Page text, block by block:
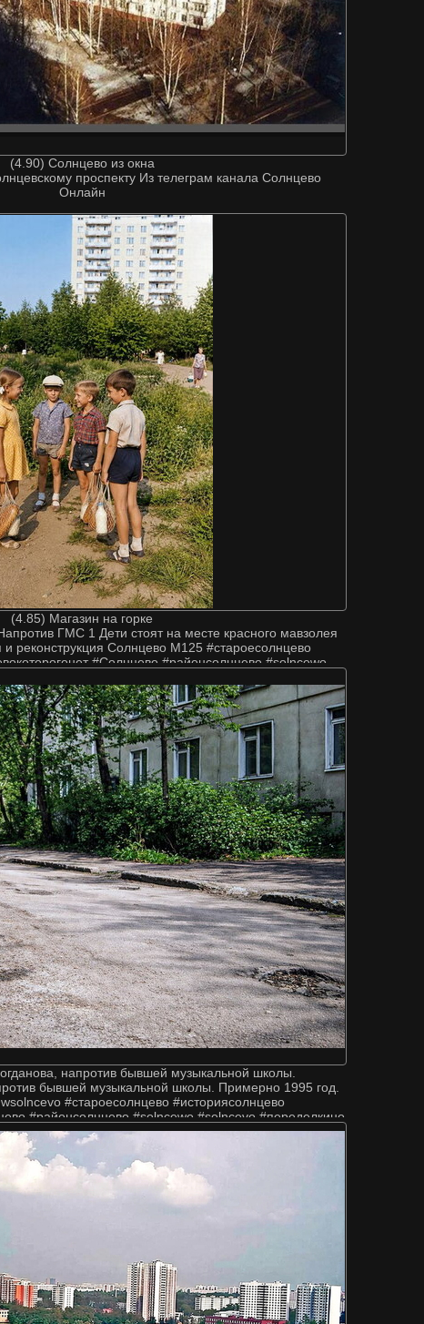
(4.90) Солнцево из окна
проспекту Из телеграм канала Солнцево
Онлайн
(4.85) Магазин на горке
ГМС 1 Дети стоят на месте красного мавзолея
и реконструкция Солнцево М125 #староесолнцево
#Солнцево #районсолнцево #solncewo
напротив бывшей музыкальной школы.
бывшей музыкальной школы. Примерно 1995 год.
#староесолнцево #историясолнцево
#районсолнцево #solncewo #solncevo #переделкино
#зао #тинао #россия #москва